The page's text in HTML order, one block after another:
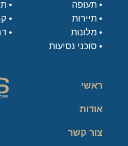
תעופה
תיירות
מלונות
סוכני נסיעות
ראשי
אודות
צור קשר